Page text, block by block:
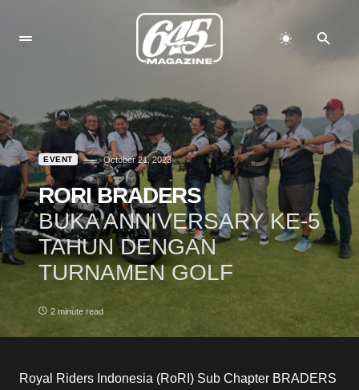
EVENT October 21, 2023
RORI BRADERS
BUKA ANNIVERSARY KE-5
TAHUN DENGAN
TURNAMEN GOLF
2 minute read
Royal Riders Indonesia (RoRI) Sub Chapter BRADERS